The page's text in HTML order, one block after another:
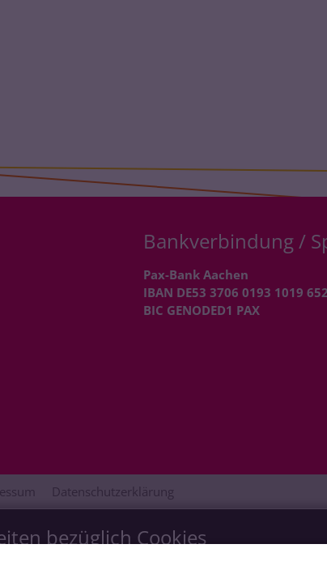
bezüglich Cookies
Bankverbindung /
Pax-Bank Aachen
IBAN DE53 3706 0193 1019
BIC GENODED1 PAX
Datenschutzerklärung